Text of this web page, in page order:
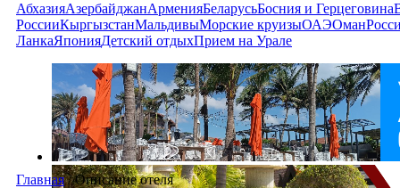
АбхазияАзербайджанАрменияБеларусьБосния и Герцеговина
РоссииКыргызстанМальдивыМорские круизыОАЭОман
ЛанкаЯпонияДетский отдыхПрием на Урале
Главная /Описание отеля